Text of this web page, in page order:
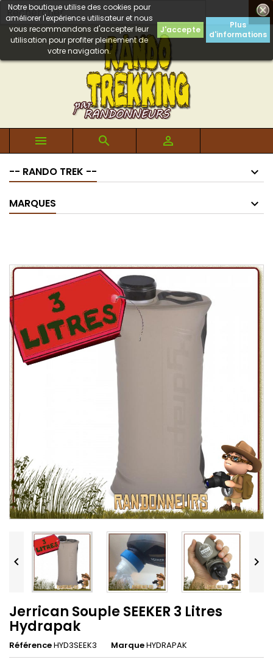

Notre boutique utilise des cookies pour
améliorer l'expérience utilisateur et nous
vous recommandons d'accepter leur
utilisation pour profiter pleinement de
votre navigation.
J'accepte
Plus
d'informations
  
-- RANDO TREK --
MARQUES
 
Jerrican Souple SEEKER 3 Litres
Hydrapak
RéférenceHYD3SEEK3 MarqueHYDRAPAK